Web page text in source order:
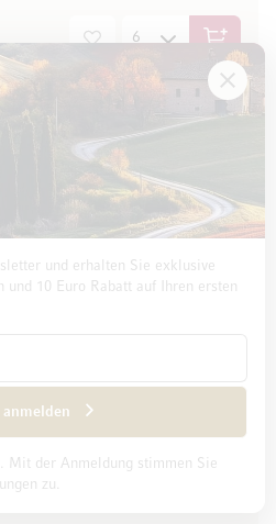
In den
Weissburgunder
Baden, Deutschland
100% Weissburgunder
und erhalten Sie exklusive
und 10 Euro Rabatt auf Ihren ersten
anmelden
Mit der Anmeldung stimmen Sie
zu.